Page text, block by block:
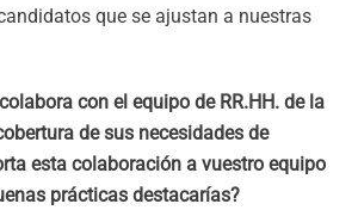
que se ajustan a nuestras
con el equipo de RR.HH. de la
de sus necesidades de
esta colaboración a vuestro equipo
prácticas destacarías?